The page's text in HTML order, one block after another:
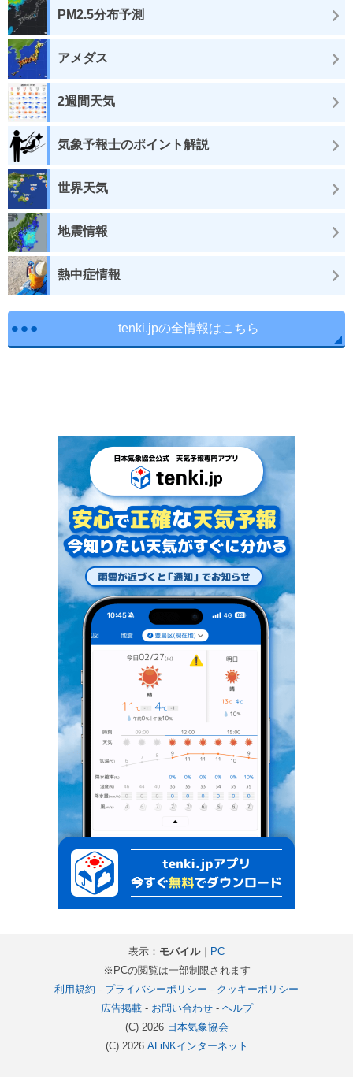
PM2.5分布予測
アメダス
2週間天気
気象予報士のポイント解説
世界天気
地震情報
熱中症情報
tenki.jpの全情報はこちら
表示： モバイル｜ PC
※PCの閲覧は一部制限されます
利用規約 - プライバシーポリシー - クッキーポリシー
広告掲載- お問い合わせ- ヘルプ
(C) 2026 日本気象協会
(C) 2026 ALiNKインターネット